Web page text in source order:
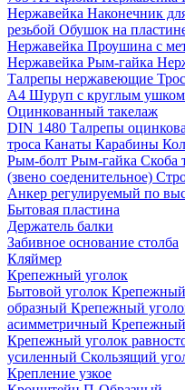
Нержавейка Наконечник
резьбой Обушок на
Нержавейка Проушина с
Нержавейка Рым-гайка
Талрепы нержавеющие
А4 Шуруп с круглым
Оцинкованный такелаж
DIN 1480 Талрепы
троса Канаты Карабины
Рым-болт Рым-гайка Скоба
(звено соеденительное)
Анкер регулируемый по
Бытовая пластина
Держатель балки
Забивное основание столба
Кляймер
Крепежный уголок
Бытовой уголок
образный Крепежный
асимметричный Крепежный
Крепежный уголок
усиленный Скользящий
Крепление узкое